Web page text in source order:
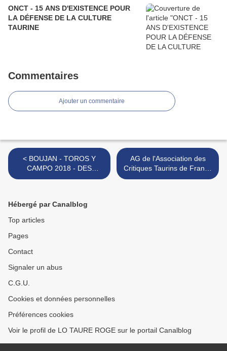
ONCT - 15 ANS D'EXISTENCE POUR
LA DÉFENSE DE LA CULTURE
TAURINE
Commentaires
Ajouter un commentaire
< BOUJAN - TOROS Y
CAMPO 2018 - DES
TOROS ET DES HOMMES
AG de l'Association des
Critiques Taurins de France
(ACTF) >
Hébergé par Canalblog
Top articles
Pages
Contact
Signaler un abus
C.G.U.
Cookies et données personnelles
Préférences cookies
Voir le profil de LO TAURE ROGE sur le portail Canalblog